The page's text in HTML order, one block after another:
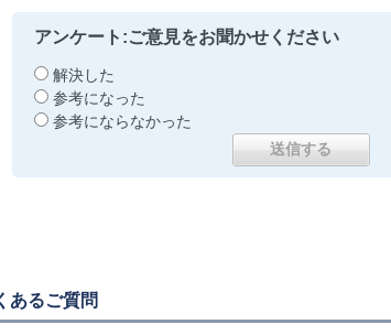
アンケート:ご意見をお聞かせください
解決した
参考になった
参考にならなかった
あるご質問